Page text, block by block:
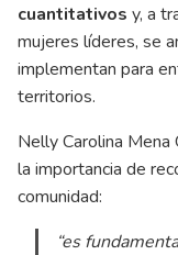
cuantitativos y, a
mujeres líderes, se
implementan para
territorios.
Nelly Carolina Mena
la importancia de
comunidad:
“es